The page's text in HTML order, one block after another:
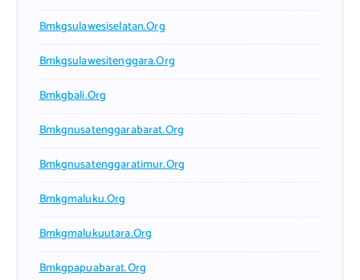
Bmkgsulawesiselatan.org
Bmkgsulawesitenggara.org
Bmkgbali.org
Bmkgnusatenggarabarat.org
Bmkgnusatenggaratimur.org
Bmkgmaluku.org
Bmkgmalukuutara.org
Bmkgpapuabarat.org